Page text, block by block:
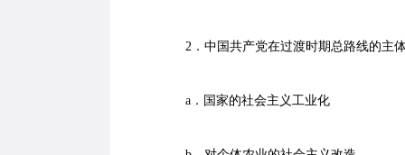
2．中国共产党在过渡时期总路线的主
a．国家的社会主义工业化